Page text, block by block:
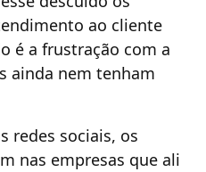
ao cliente
é a frustração com a
ainda nem tenham
redes sociais, os
nas empresas que ali